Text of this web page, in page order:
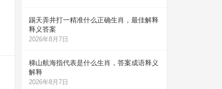
踢天弄井打一精准什么正确生肖，最佳解释
释义答案
2026年8月7日
梯山航海指代表是什么生肖，答案成语释义
解释
2026年8月7日